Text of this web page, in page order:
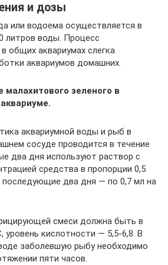
и дозы
или водоема осуществляется в
литров воды. Процесс
общих аквариумах слегка
аквариумов домашних.
малахитового зеленого в
аквариумной воды и рыб в
сосуде проводится в течение
два дня используют раствор с
средства в пропорции 0,5
последующие два дня — по 0,7 мл на
смеси должна быть в
уровень кислотности — 5,5-6,8. В
заболевшую рыбу необходимо
пяти часов.